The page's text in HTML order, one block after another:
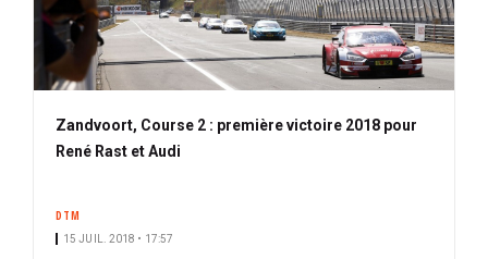
Zandvoort, Course 2 : première victoire 2018 pour
René Rast et Audi
DTM
15 JUIL. 2018 • 17:57